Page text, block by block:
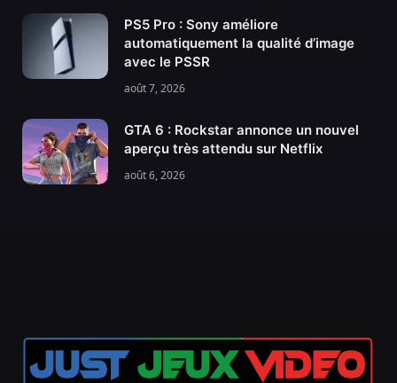
PS5 Pro : Sony améliore
automatiquement la qualité d’image
avec le PSSR
août 7, 2026
GTA 6 : Rockstar annonce un nouvel
aperçu très attendu sur Netflix
août 6, 2026